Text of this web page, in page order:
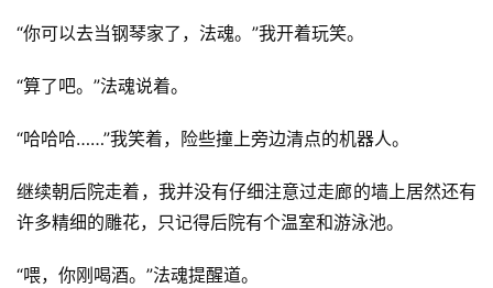
“你可以去当钢琴家了，法魂。”我开着玩笑。
“算了吧。”法魂说着。
“哈哈哈……”我笑着，险些撞上旁边清点的机器人。
继续朝后院走着，我并没有仔细注意过走廊的墙上居然还有
许多精细的雕花，只记得后院有个温室和游泳池。
“喂，你刚喝酒。”法魂提醒道。